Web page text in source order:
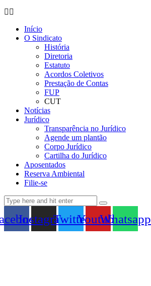
Início
O Sindicato
História
Diretoria
Estatuto
Acordos Coletivos
Prestação de Contas
FUP
CUT
Notícias
Jurídico
Transparência no Jurídico
Agende um plantão
Corpo Jurídico
Cartilha do Jurídico
Aposentados
Reserva Ambiental
Filie-se
InstagramTwitterYoutubeWhatsapp